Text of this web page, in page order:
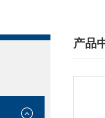
产品
/